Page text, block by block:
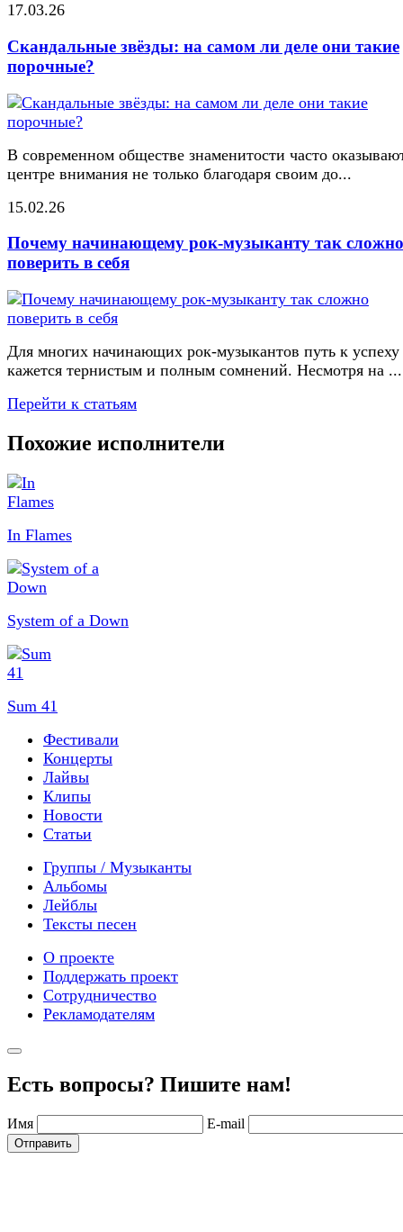
17.03.26
Скандальные звёзды: на самом ли деле они такие
порочные?
В современном обществе знаменитости часто
центре внимания не только благодаря своим до...
15.02.26
Почему начинающему рок-музыканту так сложно
поверить в себя
Для многих начинающих рок-музыкантов путь к успеху
кажется тернистым и полным сомнений. Несмотря на ...
Перейти к статьям
Похожие исполнители
In Flames
System of a Down
Sum 41
Фестивали
Концерты
Лайвы
Клипы
Новости
Статьи
Группы / Музыканты
Альбомы
Лейблы
Тексты песен
О проекте
Поддержать проект
Сотрудничество
Рекламодателям
Есть вопросы? Пишите нам!
Имя E-mail